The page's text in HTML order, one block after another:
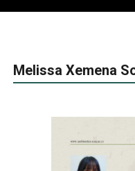
Melissa Xemena